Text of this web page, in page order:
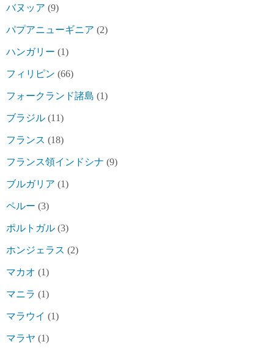
バヌッア (9)
パプアニューギニア (2)
ハンガリー (1)
フィリピン (66)
フォークランド諸島 (1)
ブラジル (11)
フランス (18)
フランス領インドシナ (9)
ブルガリア (1)
ペルー (3)
ポルトガル (3)
ホンジェラス (2)
マカオ (1)
マニラ (1)
マラウイ (1)
マラヤ (1)